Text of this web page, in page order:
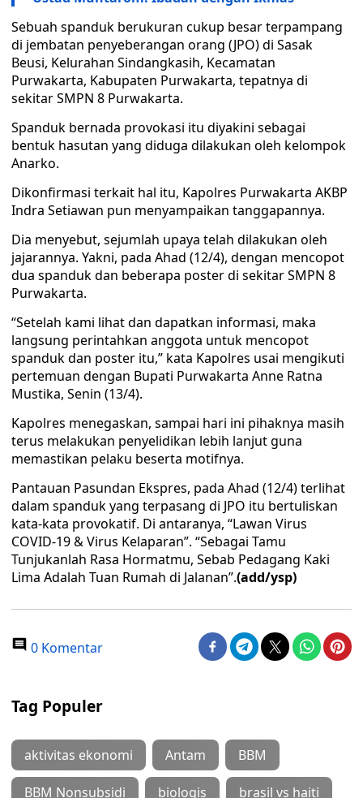
Sebuah spanduk berukuran cukup besar terpampang
di jembatan penyeberangan orang (JPO) di Sasak
Beusi, Kelurahan Sindangkasih, Kecamatan
Purwakarta, Kabupaten Purwakarta, tepatnya di
sekitar SMPN 8 Purwakarta.
Spanduk bernada provokasi itu diyakini sebagai
bentuk hasutan yang diduga dilakukan oleh kelompok
Anarko.
Dikonfirmasi terkait hal itu, Kapolres Purwakarta AKBP
Indra Setiawan pun menyampaikan tanggapannya.
Dia menyebut, sejumlah upaya telah dilakukan oleh
jajarannya. Yakni, pada Ahad (12/4), dengan mencopot
dua spanduk dan beberapa poster di sekitar SMPN 8
Purwakarta.
“Setelah kami lihat dan dapatkan informasi, maka
langsung perintahkan anggota untuk mencopot
spanduk dan poster itu,” kata Kapolres usai mengikuti
pertemuan dengan Bupati Purwakarta Anne Ratna
Mustika, Senin (13/4).
Kapolres menegaskan, sampai hari ini pihaknya masih
terus melakukan penyelidikan lebih lanjut guna
memastikan pelaku beserta motifnya.
Pantauan Pasundan Ekspres, pada Ahad (12/4) terlihat
dalam spanduk yang terpasang di JPO itu bertuliskan
kata-kata provokatif. Di antaranya, “Lawan Virus
COVID-19 & Virus Kelaparan”. “Sebagai Tamu
Tunjukanlah Rasa Hormatmu, Sebab Pedagang Kaki
Lima Adalah Tuan Rumah di Jalanan”.(add/ysp)
0 Komentar
Tag Populer
aktivitas ekonomi Antam BBM
BBM Nonsubsidi biologis brasil vs haiti